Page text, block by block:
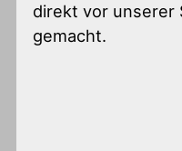
direkt vor
gemacht.